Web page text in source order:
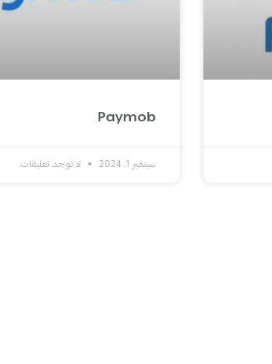
Paymob
سبتمبر 1, 2024 لا توجد تعليقات